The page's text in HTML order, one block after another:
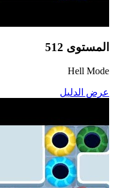
المستوى 512
Hell Mode
عرض الدليل